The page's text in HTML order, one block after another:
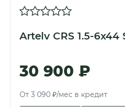
Artelv CRS 1.5-6x44
30 900 ₽
От 3 090 ₽/мес в кредит